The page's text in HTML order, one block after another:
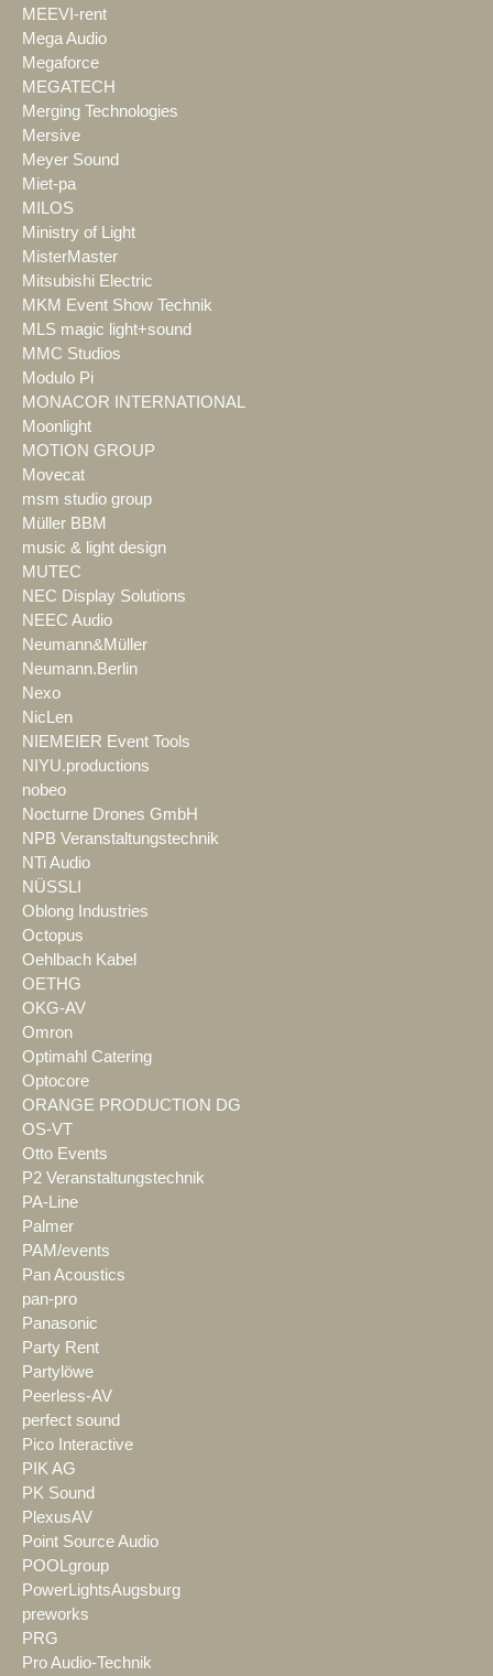
MEEVI-rent
Mega Audio
Megaforce
MEGATECH
Merging Technologies
Mersive
Meyer Sound
Miet-pa
MILOS
Ministry of Light
MisterMaster
Mitsubishi Electric
MKM Event Show Technik
MLS magic light+sound
MMC Studios
Modulo Pi
MONACOR INTERNATIONAL
Moonlight
MOTION GROUP
Movecat
msm studio group
Müller BBM
music & light design
MUTEC
NEC Display Solutions
NEEC Audio
Neumann&Müller
Neumann.Berlin
Nexo
NicLen
NIEMEIER Event Tools
NIYU.productions
nobeo
Nocturne Drones GmbH
NPB Veranstaltungstechnik
NTi Audio
NÜSSLI
Oblong Industries
Octopus
Oehlbach Kabel
OETHG
OKG-AV
Omron
Optimahl Catering
Optocore
ORANGE PRODUCTION DG
OS-VT
Otto Events
P2 Veranstaltungstechnik
PA-Line
Palmer
PAM/events
Pan Acoustics
pan-pro
Panasonic
Party Rent
Partylöwe
Peerless-AV
perfect sound
Pico Interactive
PIK AG
PK Sound
PlexusAV
Point Source Audio
POOLgroup
PowerLightsAugsburg
preworks
PRG
Pro Audio-Technik